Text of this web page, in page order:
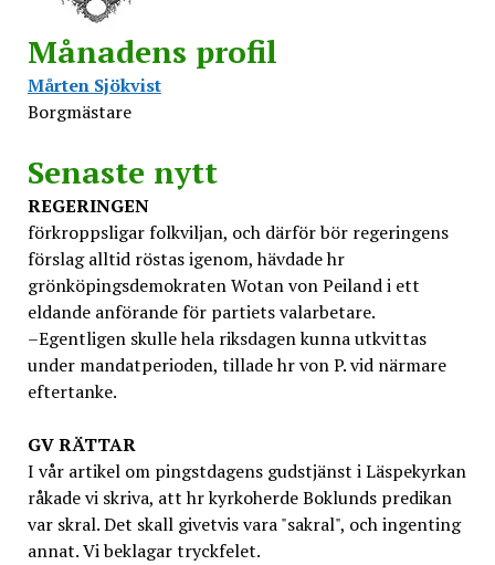
Månadens profil
Mårten Sjökvist
Borgmästare
Senaste nytt
REGERINGEN
förkroppsligar folkviljan, och därför bör regeringens
förslag alltid röstas igenom, hävdade hr
grönköpingsdemokraten Wotan von Peiland i ett
eldande anförande för partiets valarbetare.
–Egentligen skulle hela riksdagen kunna utkvittas
under mandatperioden, tillade hr von P. vid närmare
eftertanke.
GVRÄTTAR
I vår artikel om pingstdagens gudstjänst i Läspekyrkan
råkade vi skriva, att hr kyrkoherde Boklunds predikan
var skral. Det skall givetvis vara "sakral", och ingenting
annat. Vi beklagar tryckfelet.